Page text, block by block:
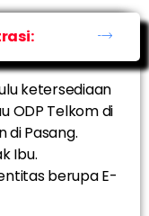
ketersediaan
ODP Telkom di
di Pasang.
Ibu.
berupa E-